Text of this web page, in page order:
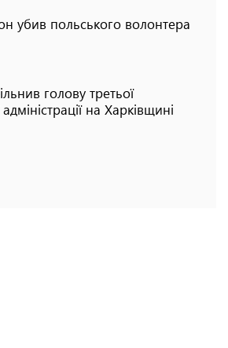
убив польського волонтера
голову третьої
на Харківщині